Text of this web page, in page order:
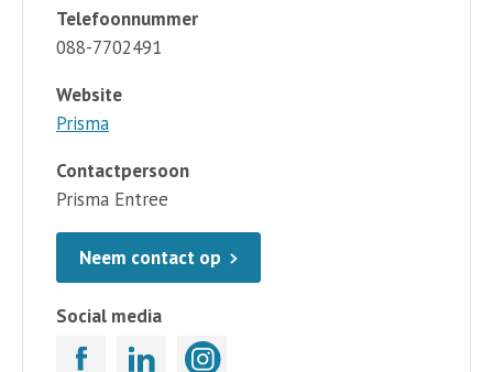
Telefoonnummer
088-7702491
Website
Prisma
Contactpersoon
Prisma Entree
Neem contact op
Social media